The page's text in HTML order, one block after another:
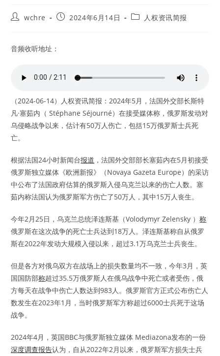
Postwchre
Post2024年6月14日
Post 人权资讯简报
音频收听地址：
（2024-06-14）人权资讯简报：2024年5月，法国外交部长斯特
凡·塞茹内（ Stéphane Séjourné）在接受媒体称，俄罗斯发动对
乌侵略战争以来，估计有50万人伤亡，包括15万俄罗斯士兵死
亡。
根据法国24小时新闻台报道 ，法国外交部部长塞茹内在5月初接受
俄罗斯独立媒体《欧洲新报》（Novaya Gazeta Europe）的采访
中公布了法国政府估算的俄罗斯入侵乌克兰以来的伤亡人数。塞
茹内称法国认为俄罗斯军方伤亡了50万人，其中15万人丧生。
今年2月25日，乌克兰总统泽连斯基（Volodymyr Zelensky ）称
俄罗斯在这次战争的死亡士兵达到18万人。泽连斯基称自从俄罗
斯在2022年发动大规模入侵以来，超过3.1万乌克兰士兵丧生。
但是各方对俄乌双方在战场上的损失数量均不一致，今年3月，英
国国防部称超过35.5万俄罗斯人在俄乌战争中死亡或者受伤，俄
方每天在战争中伤亡人数达到983人。俄罗斯官方正式公布伤亡人
数发生在2023年1月，当时俄罗斯军方称超过6000士兵死于这场
战争。
2024年4月，英国BBC与俄罗斯独立媒体 Mediazona发布的一份
深度调查报告认为，自从2022年2月以来，俄罗斯军方损失士兵